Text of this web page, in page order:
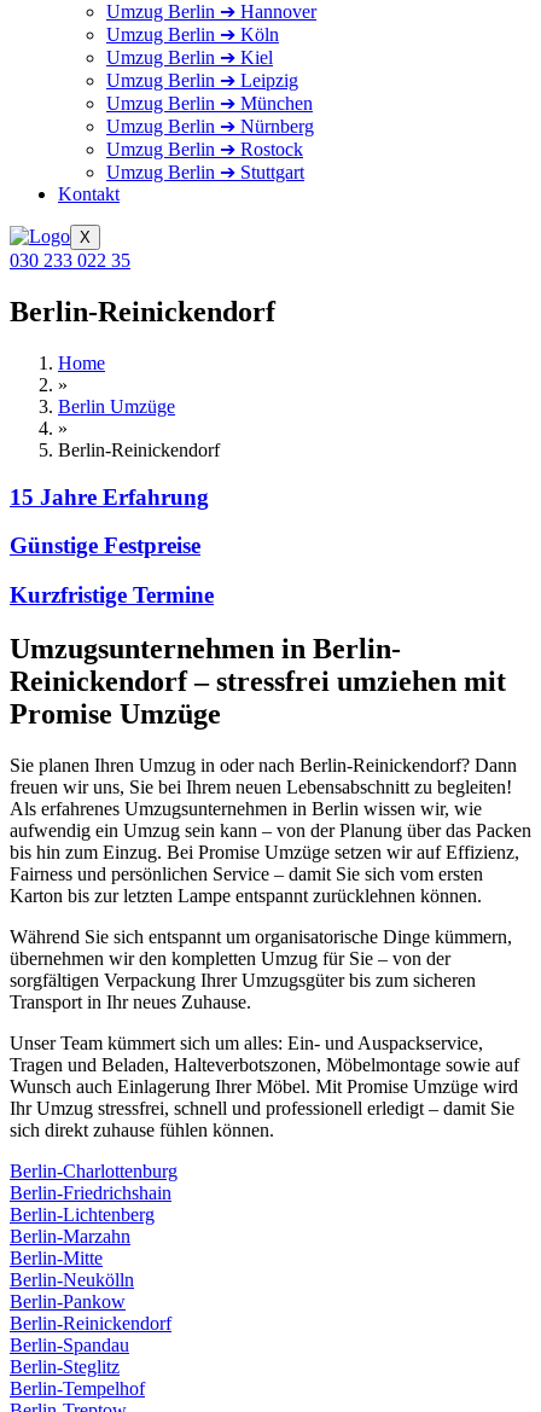
Umzug Berlin ➔ Hannover
Umzug Berlin ➔ Köln
Umzug Berlin ➔ Kiel
Umzug Berlin ➔ Leipzig
Umzug Berlin ➔ München
Umzug Berlin ➔ Nürnberg
Umzug Berlin ➔ Rostock
Umzug Berlin ➔ Stuttgart
Kontakt
X
030 233 022 35
Berlin-Reinickendorf
Home
»
Berlin Umzüge
»
Berlin-Reinickendorf
15 Jahre Erfahrung
Günstige Festpreise
Kurzfristige Termine
Umzugsunternehmen in Berlin-
Reinickendorf – stressfrei umziehen mit
Promise Umzüge
Sie planen Ihren Umzug in oder nach Berlin-Reinickendorf? Dann
freuen wir uns, Sie bei Ihrem neuen Lebensabschnitt zu begleiten!
Als erfahrenes Umzugsunternehmen in Berlin wissen wir, wie
aufwendig ein Umzug sein kann – von der Planung über das Packen
bis hin zum Einzug. Bei Promise Umzüge setzen wir auf Effizienz,
Fairness und persönlichen Service – damit Sie sich vom ersten
Karton bis zur letzten Lampe entspannt zurücklehnen können.
Während Sie sich entspannt um organisatorische Dinge kümmern,
übernehmen wir den kompletten Umzug für Sie – von der
sorgfältigen Verpackung Ihrer Umzugsgüter bis zum sicheren
Transport in Ihr neues Zuhause.
Unser Team kümmert sich um alles: Ein- und Auspackservice,
Tragen und Beladen, Halteverbotszonen, Möbelmontage sowie auf
Wunsch auch Einlagerung Ihrer Möbel. Mit Promise Umzüge wird
Ihr Umzug stressfrei, schnell und professionell erledigt – damit Sie
sich direkt zuhause fühlen können.
Berlin-Charlottenburg
Berlin-Friedrichshain
Berlin-Lichtenberg
Berlin-Marzahn
Berlin-Mitte
Berlin-Neukölln
Berlin-Pankow
Berlin-Reinickendorf
Berlin-Spandau
Berlin-Steglitz
Berlin-Tempelhof